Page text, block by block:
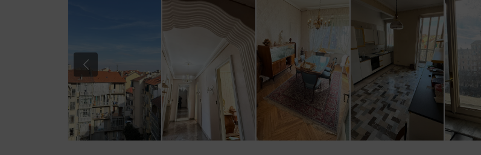
Previous